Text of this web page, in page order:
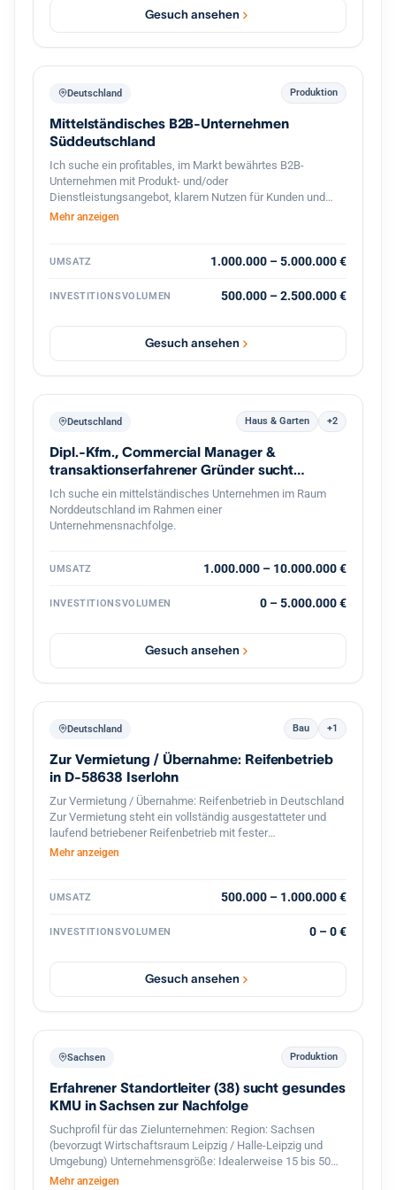
Gesuch ansehen
Deutschland Produktion
Mittelständisches B2B-Unternehmen
Süddeutschland
Ich suche ein profitables, im Markt bewährtes B2B-
Unternehmen mit Produkt- und/oder
Dienstleistungsangebot, klarem Nutzen für Kunden und
stabilen Geschäftsbeziehungen. Bevorzugt sind
eine überschaubare, gut führbare Unternehmensgröße.
Wachstumspotenzial, solider Ertragskraft und konservativ
Sanierungsfälle, reine Handels- oder Distributionsmodelle.
Mehr anzeigen
UMSATZ 1.000.000 – 5.000.000 €
INVESTITIONSVOLUMEN 500.000 – 2.500.000 €
Gesuch ansehen
Deutschland Haus & Garten +2
Dipl.-Kfm., Commercial Manager &
transaktionserfahrener Gründer sucht
Nachfolge
Ich suche ein mittelständisches Unternehmen im Raum
Norddeutschland im Rahmen einer
Unternehmensnachfolge.
UMSATZ 1.000.000 – 10.000.000 €
INVESTITIONSVOLUMEN 0 – 5.000.000 €
Gesuch ansehen
Deutschland Bau +1
Zur Vermietung / Übernahme: Reifenbetrieb
in D-58638 Iserlohn
Zur Vermietung / Übernahme: Reifenbetrieb in Deutschland
Zur Vermietung steht ein vollständig ausgestatteter und
laufend betriebener Reifenbetrieb mit fester
Kundenstruktur und etabliertem Geschäftsbetrieb. Der
ist komplett ausgestattet und sofort betriebsbereit.
Reifenmontage und Service aller Fahrzeugtypen(LKWs
auch Lkw problemlos einfahren können Hebebühnen und
professionelles Equipment für Fahrzeuge Bestehender
Kundenstamm und laufender Geschäftsbetrieb Gute Lage
sowie Zugang zum bestehenden Kundenstamm angeboten,
um einen reibungslosen Übergang und stabile Umsätze
sicherzustellen. Der Betrieb eignet sich ideal für Fachkräfte
oder Unternehmer im Reifen- und Kfz-Servicebereich, die
Mehr anzeigen
UMSATZ 500.000 – 1.000.000 €
INVESTITIONSVOLUMEN 0 – 0 €
Gesuch ansehen
Sachsen Produktion
Erfahrener Standortleiter (38) sucht gesundes
KMU in Sachsen zur Nachfolge
Suchprofil für das Zielunternehmen: Region: Sachsen
(bevorzugt Wirtschaftsraum Leipzig / Halle-Leipzig und
Umgebung) Unternehmensgröße: Idealerweise 15 bis 50
Mitarbeiter mit einer funktionierenden zweiten
Mehr anzeigen